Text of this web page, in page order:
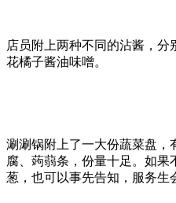
店员附上两种不同的沾酱，
花橘子酱油味噌。
涮涮锅附上了一大份蔬菜盘，
腐、蒟蒻条，份量十足。如
葱，也可以事先告知，服务生